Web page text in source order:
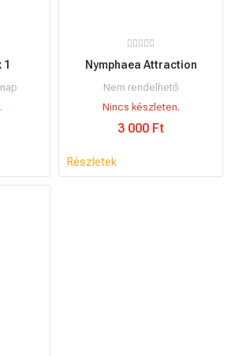
Nymphaea Attraction
Nem rendelhető
Nincs készleten.
3 000 Ft
Részletek